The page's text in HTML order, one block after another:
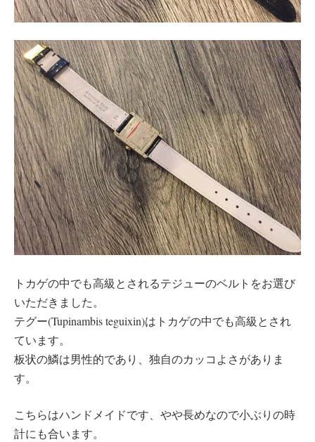
トカゲの中でも高級とされるテジューのベルトをお選び
いただきました。
テグー(Tupinambis teguixin)はトカゲの中でも高級とされ
ています。
板状の鱗は男性的であり、独自のカッコよさがありま
す。
こちらはハンドメイドです、やや長めなので小ぶりの時
計にも合います。